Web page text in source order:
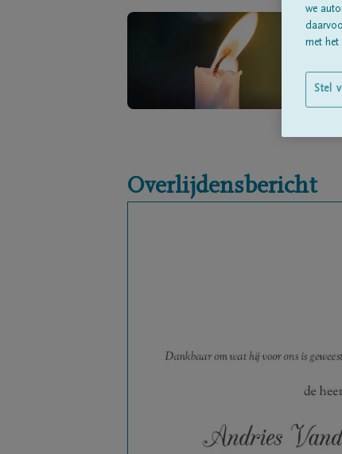
Overlijdensbericht
we
met het
Stel